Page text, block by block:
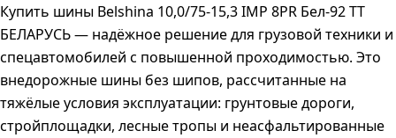
Купить шины Belshina 10,0/75-15,3 IMP 8PR Бел-92 TT
БЕЛАРУСЬ — надёжное решение для грузовой техники и
спецавтомобилей с повышенной проходимостью. Это
внедорожные шины без шипов, рассчитанные на
тяжёлые условия эксплуатации: грунтовые дороги,
стройплощадки, лесные тропы и неасфальтированные